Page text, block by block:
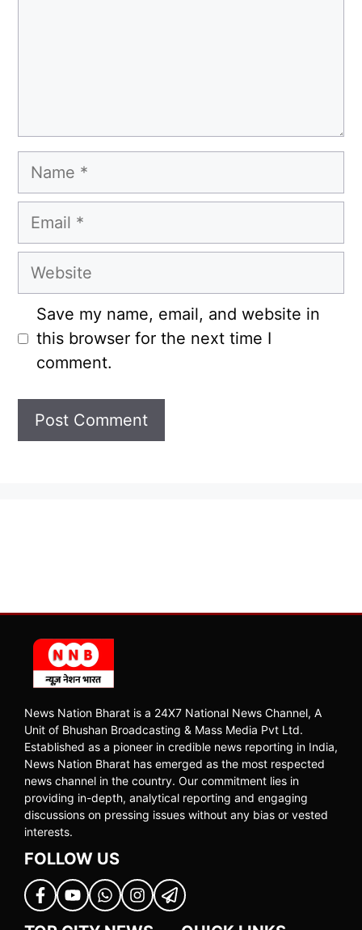
Name
Email
Website
Save my name, email, and website in
this browser for the next time I
comment.
News Nation Bharat is a 24X7 National News Channel, A
Unit of Bhushan Broadcasting & Mass Media Pvt Ltd.
Established as a pioneer in credible news reporting in India,
News Nation Bharat has emerged as the most respected
news channel in the country. Our commitment lies in
providing in-depth, analytical reporting and engaging
discussions on pressing issues without any bias or vested
interests.
FOLLOW US